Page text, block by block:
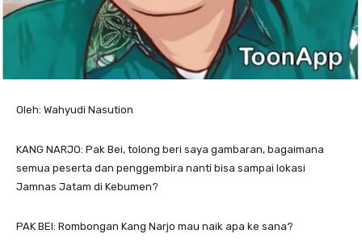
Oleh: Wahyudi Nasution
KANG NARJO: Pak Bei, tolong beri saya gambaran, bagaimana
semua peserta dan penggembira nanti bisa sampai lokasi
Jamnas Jatam di Kebumen?
PAK BEI: Rombongan Kang Narjo mau naik apa ke sana?